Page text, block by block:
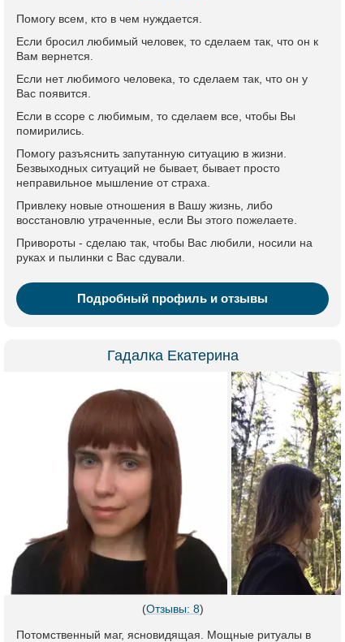
Помогу всем, кто в чем нуждается.
Если бросил любимый человек, то сделаем так, что он к
Вам вернется.
Если нет любимого человека, то сделаем так, что он у
Вас появится.
Если в ссоре с любимым, то сделаем все, чтобы Вы
помирились.
Помогу разъяснить запутанную ситуацию в жизни.
Безвыходных ситуаций не бывает, бывает просто
неправильное мышление от страха.
Привлеку новые отношения в Вашу жизнь, либо
восстановлю утраченные, если Вы этого пожелаете.
Привороты - сделаю так, чтобы Вас любили, носили на
руках и пылинки с Вас сдували.
Подробный профиль и отзывы
Гадалка Екатерина
(Отзывы: 8)
Потомственный маг, ясновидящая. Мощные ритуалы в